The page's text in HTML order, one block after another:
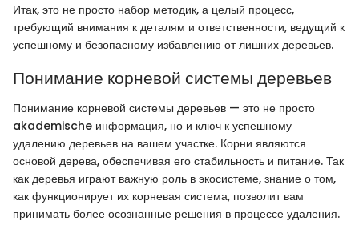
Итак, это не просто набор методик, а целый процесс,
требующий внимания к деталям и ответственности, ведущий к
успешному и безопасному избавлению от лишних деревьев.
Понимание корневой системы деревьев
Понимание корневой системы деревьев — это не просто
akademische информация, но и ключ к успешному
удалению деревьев на вашем участке. Корни являются
основой дерева, обеспечивая его стабильность и питание. Так
как деревья играют важную роль в экосистеме, знание о том,
как функционирует их корневая система, позволит вам
принимать более осознанные решения в процессе удаления.